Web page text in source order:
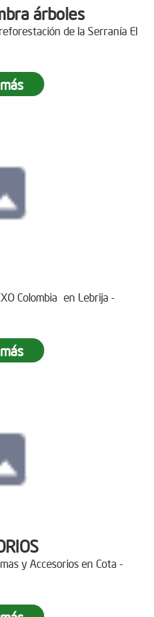
árboles
de la Serranía El
Colombia en Lebrija -
y Accesorios en Cota -